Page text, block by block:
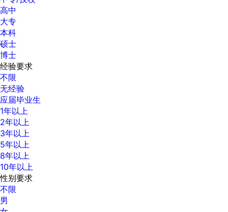
高中
大专
本科
硕士
博士
经验要求
不限
无经验
应届毕业生
1年以上
2年以上
3年以上
5年以上
8年以上
10年以上
性别要求
不限
男